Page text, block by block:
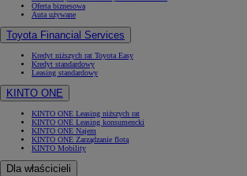
Oferta biznesowa
Auta używane
Toyota Financial Services
Kredyt niższych rat Toyota Easy
Kredyt standardowy
Leasing standardowy
KINTO ONE
KINTO ONE Leasing niższych rat
KINTO ONE Leasing konsumencki
KINTO ONE Najem
KINTO ONE Zarządzanie flotą
KINTO Mobility
Dla właścicieli